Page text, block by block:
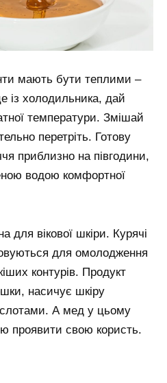
мають бути теплими –
із холодильника, дай
температури. Змішай
перетріть. Готову
приблизно на півгодини,
водою комфортної
для вікової шкіри. Курячі
для омолодження
контурів. Продукт
насичує шкіру
А мед у цьому
проявити свою користь.